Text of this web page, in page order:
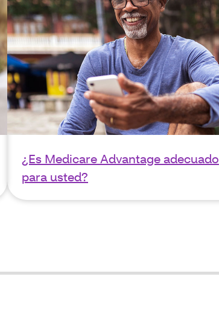
¿Es Medicare Advantage adecuado
para usted?